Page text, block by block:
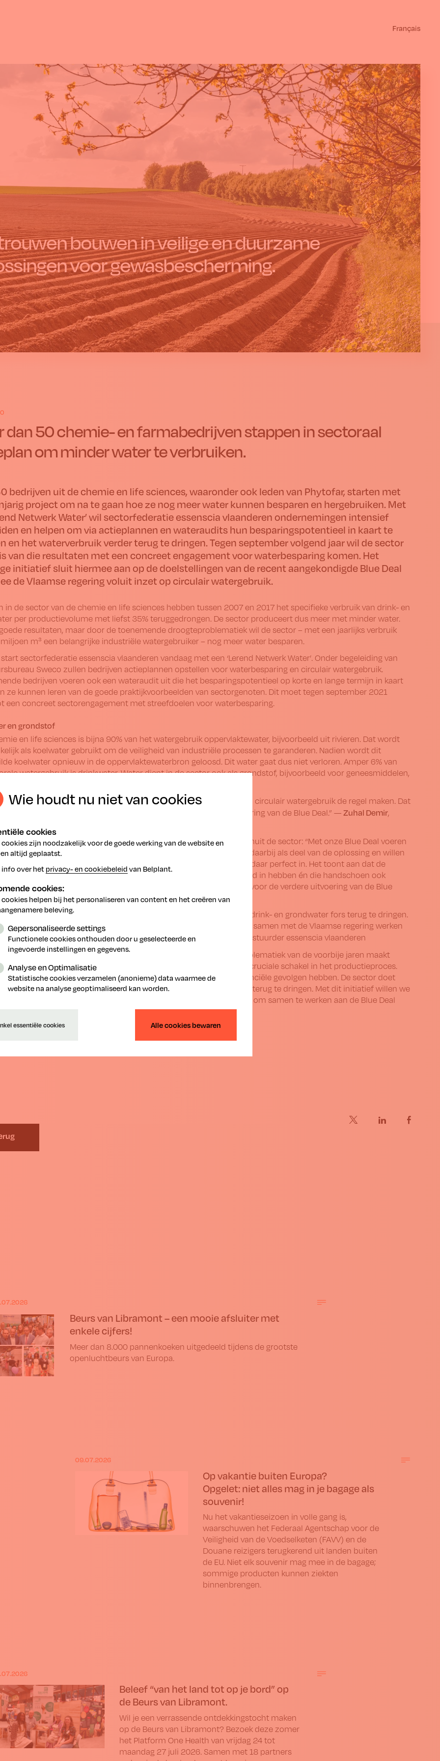
Français
bouwen in veilige en duurzame
voor gewasbescherming.
dan 50 chemie- en farmabedrijven stappen in sectoraal
om minder water te verbruiken.
bedrijven uit de chemie en life sciences, waaronder ook leden van Phytofar, starten met
project om na te gaan hoe ze nog meer water kunnen besparen en hergebruiken. Met
Netwerk Water’ wil sectorfederatie essenscia vlaanderen ondernemingen intensief
en helpen om via actieplannen en wateraudits hun besparingspotentieel in kaart te
en het waterverbruik verder terug te dringen. Tegen september volgend jaar wil de sector
van die resultaten met een concreet engagement voor waterbesparing komen. Het
initiatief sluit hiermee aan op de doelstellingen van de recent aangekondigde Blue Deal
de Vlaamse regering voluit inzet op circulair watergebruik.
in de sector van de chemie en life sciences hebben tussen 2007 en 2017 het specifieke verbruik van drink- en
per productievolume met liefst 35% teruggedrongen. De sector produceert dus meer met minder water.
resultaten, maar door de toenemende droogteproblematiek wil de sector – met een jaarlijks verbruik
m³ een belangrijke industriële watergebruiker – nog meer water besparen.
sectorfederatie essenscia vlaanderen vandaag met een ‘Lerend Netwerk Water’. Onder begeleiding van
Sweco zullen bedrijven actieplannen opstellen voor waterbesparing en circulair watergebruik.
bedrijven voeren ook een wateraudit uit die het besparingspotentieel op korte en lange termijn in kaart
ze kunnen leren van de goede praktijkvoorbeelden van sectorgenoten. Dit moet tegen september 2021
een concreet sectorengagement met streefdoelen voor waterbesparing.
en grondstof
en life sciences is bijna 90% van het watergebruik oppervlaktewater, bijvoorbeeld uit rivieren. Dat wordt
als koelwater gebruikt om de veiligheid van industriële processen te garanderen. Nadien wordt dit
koelwater opnieuw in de oppervlaktewaterbron geloosd. Dit water gaat dus niet verloren. Amper 6% van
watergebruik is drinkwater. Water dient in de sector ook als grondstof, bijvoorbeeld voor geneesmiddelen,
de industrie als deel van de oplossing en willen samen met hen van circulair watergebruik de regel maken. Dat
voortrekkersrol opnemen is een opsteker voor de verdere uitvoering van de Blue Deal.” — Zuhal Demir,
van OmgevingZuhal Demiris verheugd met het initiatief vanuit de sector: “Met onze Blue Deal voeren
tegen droogte en waterschaarste sterk op. We zien de industrie daarbij als deel van de oplossing en willen
hen van circulair watergebruik de regel maken. Dit initiatief past daar perfect in. Het toont aan dat de
farmabedrijven beseffen dat ook zij hier een verantwoordelijkheid in hebben én die handschoen ook
Dat zij mee een voortrekkersrol opnemen is een opsteker voor de verdere uitvoering van de Blue
en farmasector doet al jaren inspanningen om het gebruik van drink- en grondwater fors terug te dringen.
Netwerk Water willen we op dat positieve elan verdergaan en samen met de Vlaamse regering werken
Deal voor circulair watergebruik.” —Frank Beckx, gedelegeerd bestuurder essenscia vlaanderen
, gedelegeerd bestuurder essenscia vlaanderen: “De droogteproblematiek van de voorbije jaren maakt
elke druppel telt. Voor de chemie- en farmasector is water een cruciale schakel in het productieproces.
watertekorten zouden dan ook verregaande economische en financiële gevolgen hebben. De sector doet
jaren inspanningen om het gebruik van drink- en grondwater fors terug te dringen. Met dit initiatief willen we
elan verdergaan en de hand reiken aan de Vlaamse regering om samen te werken aan de Blue Deal
Beurs van Libramont – een mooie afsluiter met
enkele cijfers!
Meer dan 8.000 pannenkoeken uitgedeeld tijdens de grootste
openluchtbeurs van Europa.
09.07.2026
Op vakantie buiten Europa?
Opgelet: niet alles mag in je bagage als
souvenir!
Nu het vakantieseizoen in volle gang is,
waarschuwen het Federaal Agentschap voor de
Veiligheid van de Voedselketen (FAVV) en de
Douane reizigers terugkerend uit landen buiten
de EU. Niet elk souvenir mag mee in de bagage;
sommige producten kunnen ziekten
binnenbrengen.
Beleef “van het land tot op je bord” op
de Beurs van Libramont.
Wil je een verrassende ontdekkingstocht maken
op de Beurs van Libramont? Bezoek deze zomer
het Platform One Health van vrijdag 24 tot
maandag 27 juli 2026. Samen met 18 partners
Wie houdt nu niet van cookies
cookies
cookies zijn noodzakelijk voor de goede werking van de website en
altijd geplaatst.
info over het privacy- en cookiebeleid van Belplant.
cookies:
cookies helpen bij het personaliseren van content en het creëren van
beleving.
Gepersonaliseerde settings
Functionele cookies onthouden door u geselecteerde en
ingevoerde instellingen en gegevens.
Analyse en Optimalisatie
Statistische cookies verzamelen (anonieme) data waarmee de
website na analyse geoptimaliseerd kan worden.
essentiële cookies Alle cookies bewaren